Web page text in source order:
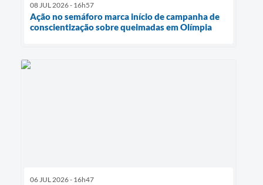
08 JUL 2026 - 16h57
Ação no semáforo marca início de campanha de
conscientização sobre queimadas em Olímpia
06 JUL 2026 - 16h47